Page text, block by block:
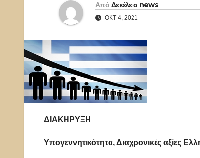
Από Δεκέλεια news
ΟΚΤ 4, 2021
ΔΙΑΚΗΡΥΞΗ
Υπογεννητικότητα, Διαχρονικές αξίες